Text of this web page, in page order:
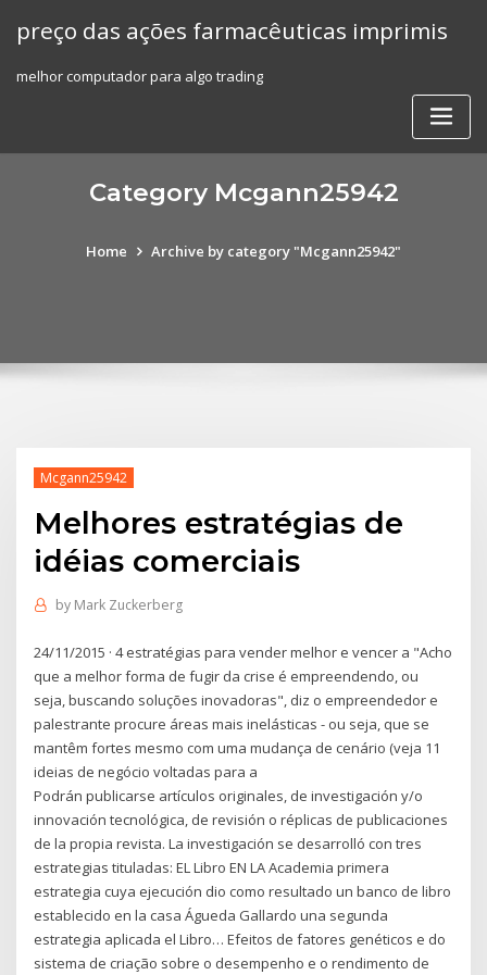
preço das ações farmacêuticas imprimis
melhor computador para algo trading
Category Mcgann25942
Home Archive by category "Mcgann25942"
Mcgann25942
Melhores estratégias de
idéias comerciais
by Mark Zuckerberg
24/11/2015 · 4 estratégias para vender melhor e vencer a "Acho
que a melhor forma de fugir da crise é empreendendo, ou
seja, buscando soluções inovadoras", diz o empreendedor e
palestrante procure áreas mais inelásticas - ou seja, que se
mantêm fortes mesmo com uma mudança de cenário (veja 11
ideias de negócio voltadas para a
Podrán publicarse artículos originales, de investigación y/o
innovación tecnológica, de revisión o réplicas de publicaciones
de la propia revista. La investigación se desarrolló con tres
estrategias tituladas: EL Libro EN LA Academia primera
estrategia cuya ejecución dio como resultado un banco de libro
establecido en la casa Águeda Gallardo una segunda
estrategia aplicada el Libro… Efeitos de fatores genéticos e do
sistema de criação sobre o desempenho e o rendimento de